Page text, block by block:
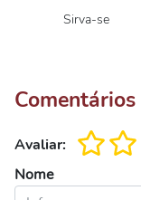
Sirva-se
Comentários
Avaliar:
Nome